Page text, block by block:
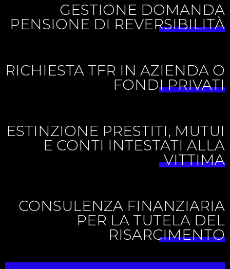
GESTIONE DOMANDA
PENSIONE DI REVERSIBILITÀ
RICHIESTA TFR IN AZIENDA O
FONDI PRIVATI
ESTINZIONE PRESTITI, MUTUI
E CONTI INTESTATI ALLA
VITTIMA
CONSULENZA FINANZIARIA
PER LA TUTELA DEL
RISARCIMENTO